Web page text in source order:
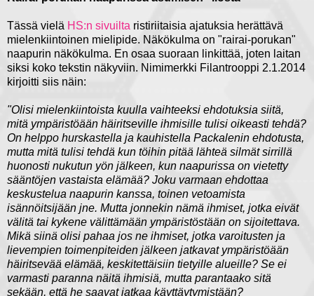
Tässä vielä HS:n sivuilta ristiriitaisia ajatuksia herättävä
mielenkiintoinen mielipide. Näkökulma on "rairai-porukan"
naapurin näkökulma. En osaa suoraan linkittää, joten laitan
siksi koko tekstin näkyviin. Nimimerkki Filantrooppi 2.1.2014
kirjoitti siis näin:
"Olisi mielenkiintoista kuulla vaihteeksi ehdotuksia siitä,
mitä ympäristöään häiritseville ihmisille tulisi oikeasti tehdä?
On helppo hurskastella ja kauhistella Packalenin ehdotusta,
mutta mitä tulisi tehdä kun töihin pitää lähteä silmät sirrillä
huonosti nukutun yön jälkeen, kun naapurissa on vietetty
sääntöjen vastaista elämää? Joku varmaan ehdottaa
keskustelua naapurin kanssa, toinen vetoamista
isännöitsijään jne. Mutta jonnekin nämä ihmiset, jotka eivät
välitä tai kykene välittämään ympäristöstään on sijoitettava.
Mikä siinä olisi pahaa jos ne ihmiset, jotka varoitusten ja
lievempien toimenpiteiden jälkeen jatkavat ympäristöään
häiritsevää elämää, keskitettäisiin tietyille alueille? Se ei
varmasti paranna näitä ihmisiä, mutta parantaako sitä
sekään, että he saavat jatkaa käyttäytymistään?